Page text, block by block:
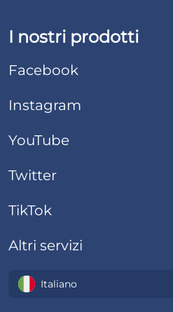
I nostri prodotti
Facebook
Instagram
YouTube
Twitter
TikTok
Altri servizi
Italiano